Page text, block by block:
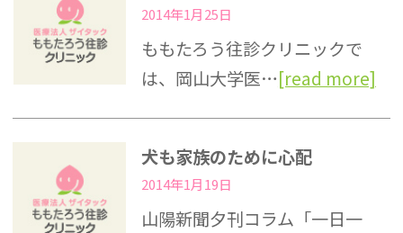
2014年1月25日
ももたろう往診クリニックで
は、岡山大学医…[read more]
犬も家族のために心配
2014年1月19日
山陽新聞夕刊コラム「一日一